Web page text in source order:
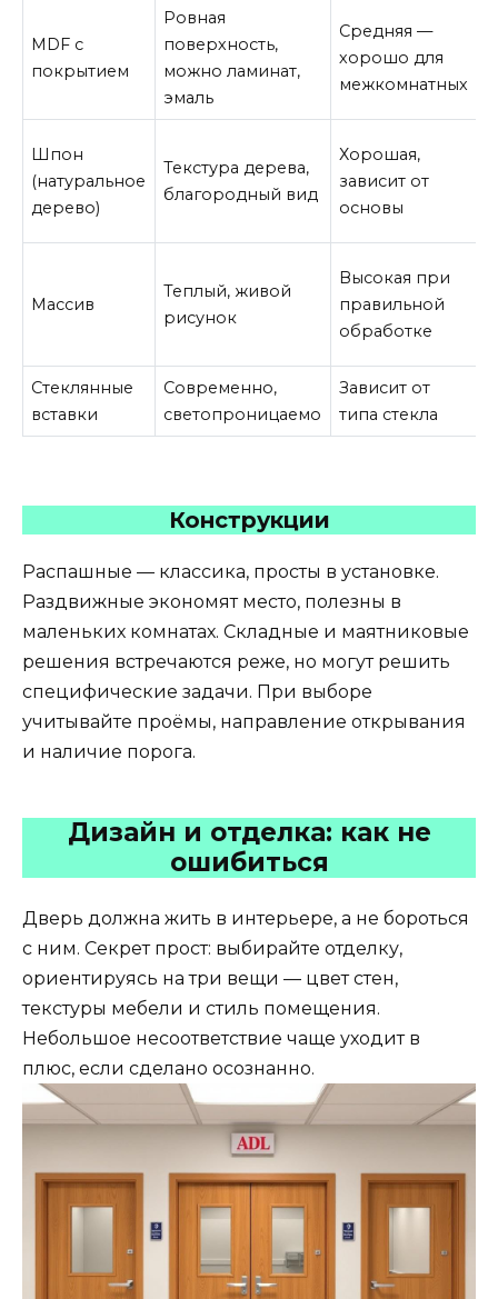
MDF с
покрытием
Ровная
поверхность,
можно ламинат,
эмаль
Средняя —
хорошо для
межкомнатных
Шпон
(натуральное
дерево)
Текстура дерева,
благородный вид
Хорошая,
зависит от
основы
Массив
Теплый, живой
рисунок
Высокая при
правильной
обработке
Стеклянные
вставки
Современно,
светопроницаемо
Зависит от
типа стекла
Конструкции
Распашные — классика, просты в установке.
Раздвижные экономят место, полезны в
маленьких комнатах. Складные и маятниковые
решения встречаются реже, но могут решить
специфические задачи. При выборе
учитывайте проёмы, направление открывания
и наличие порога.
Дизайн и отделка: как не
ошибиться
Дверь должна жить в интерьере, а не бороться
с ним. Секрет прост: выбирайте отделку,
ориентируясь на три вещи — цвет стен,
текстуры мебели и стиль помещения.
Небольшое несоответствие чаще уходит в
плюс, если сделано осознанно.